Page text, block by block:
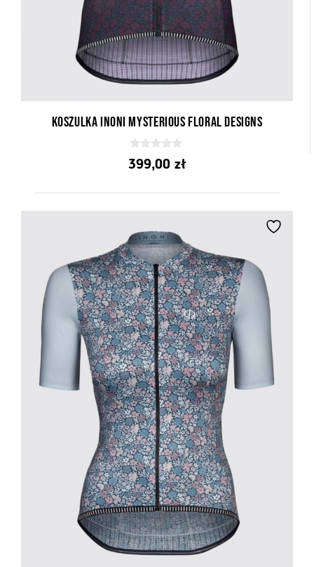
Koszulka Inoni Mysterious Floral Designs
0
z
399,00 zł